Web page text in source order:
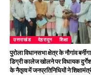
उत्तराखंड देहरादून शिक्षा
पुरोला विधानसभा क्षेत्र के नौगांव
डिग्री कालेज खोलने पर विधायक
के नैतृत्व में जनप्रतिनिधियों ने